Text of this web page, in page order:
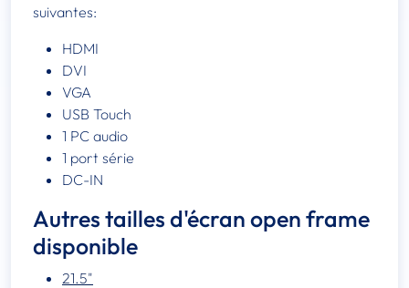
suivantes:
HDMI
DVI
VGA
USB Touch
1 PC audio
1 port série
DC-IN
Autres tailles d'écran open frame
disponible
21.5"